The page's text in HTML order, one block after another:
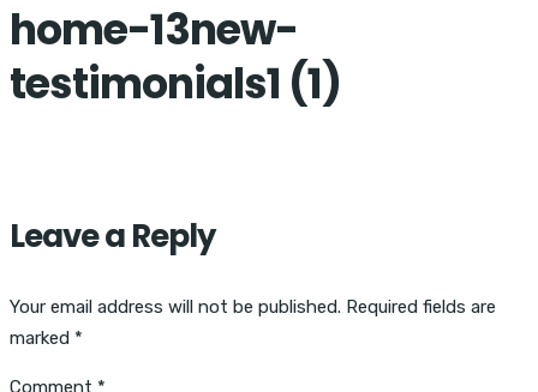
home-13new-
testimonials1 (1)
Leave a Reply
Your email address will not be published. Required fields are
marked *
Comment *